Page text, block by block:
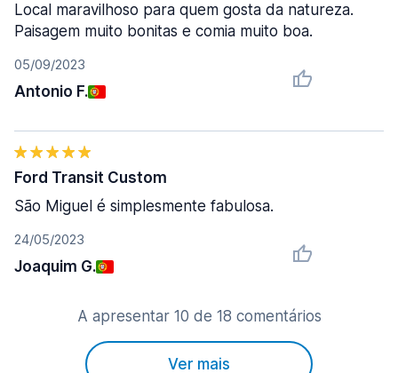
05/09/2023
Antonio F.
Local maravilhoso para quem gosta da natureza.
Paisagem muito bonitas e comia muito boa.
24/05/2023
Joaquim G.
Ford Transit Custom
São Miguel é simplesmente fabulosa.
A apresentar 10 de 18 comentários
Ver mais